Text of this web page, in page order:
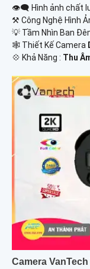
👁️‍🗨 Hình ảnh chất
⚒ Công Nghệ Hình
💡 Tầm Nhìn Ban
🕸️ Thiết Kế Camera
️💠 Khả Năng : Thu
Camera